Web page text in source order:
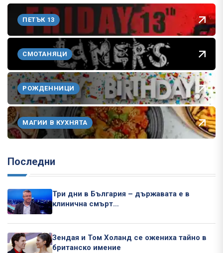
ПЕТЪК 13
СМОТАНЯЦИ
РОЖДЕННИЦИ
МАГИИ В КУХНЯТА
Последни
Три дни в България – държавата е в
клинична смърт…
Зендая и Том Холанд се ожениха тайно в
британско имение